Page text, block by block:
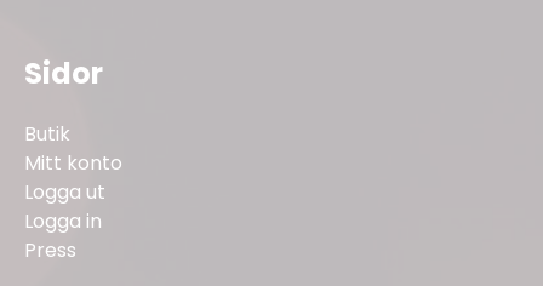
Sidor
Butik
Mitt konto
Logga ut
Logga in
Press